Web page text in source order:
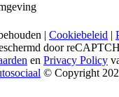
| Cookiebeleid |
door
en Privacy Policy
© Copyright